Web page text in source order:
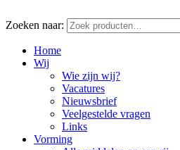
Zoeken naar:
Home
Wij
Wie zijn wij?
Vacatures
Nieuwsbrief
Veelgestelde vragen
Links
Vorming